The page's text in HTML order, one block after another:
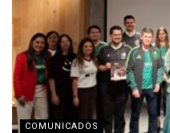
COMUNICADOS